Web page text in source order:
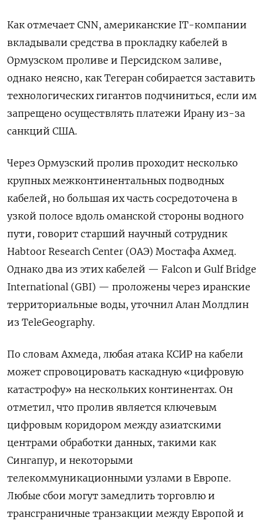
Как отмечает CNN, американские IT-компании
вкладывали средства в прокладку кабелей в
Ормузском проливе и Персидском заливе,
однако неясно, как Тегеран собирается заставить
технологических гигантов подчиниться, если им
запрещено осуществлять платежи Ирану из-за
санкций США.
Через Ормузский пролив проходит несколько
крупных межконтинентальных подводных
кабелей, но большая их часть сосредоточена в
узкой полосе вдоль оманской стороны водного
пути, говорит старший научный сотрудник
Habtoor Research Center (ОАЭ) Мостафа Ахмед.
Однако два из этих кабелей — Falcon и Gulf Bridge
International (GBI) — проложены через иранские
территориальные воды, уточнил Алан Молдлин
из TeleGeography.
По словам Ахмеда, любая атака КСИР на кабели
может спровоцировать каскадную «цифровую
катастрофу» на нескольких континентах. Он
отметил, что пролив является ключевым
цифровым коридором между азиатскими
центрами обработки данных, такими как
Сингапур, и некоторыми
телекоммуникационными узлами в Европе.
Любые сбои могут замедлить торговлю и
трансграничные транзакции между Европой и